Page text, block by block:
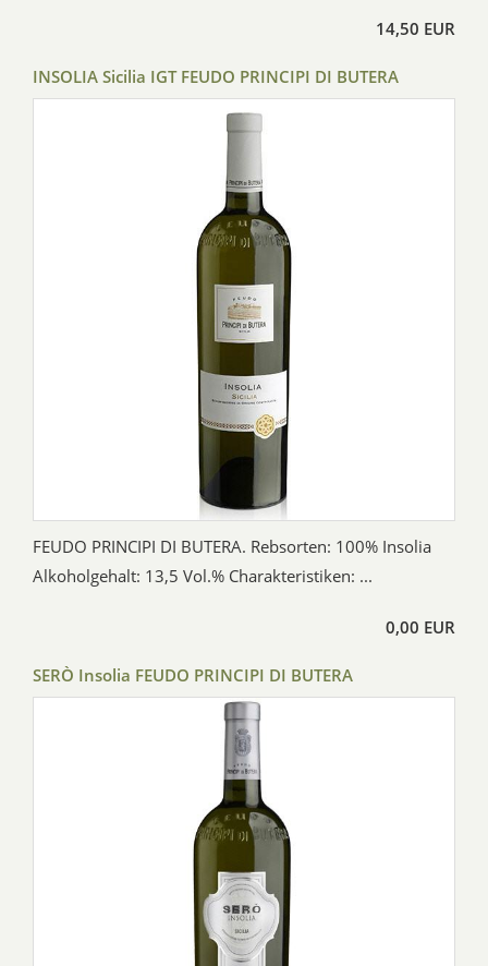
14,50 EUR
INSOLIA Sicilia IGT FEUDO PRINCIPI DI BUTERA
FEUDO PRINCIPI DI BUTERA. Rebsorten: 100% Insolia
Alkoholgehalt: 13,5 Vol.% Charakteristiken: ...
0,00 EUR
SERÒ Insolia FEUDO PRINCIPI DI BUTERA